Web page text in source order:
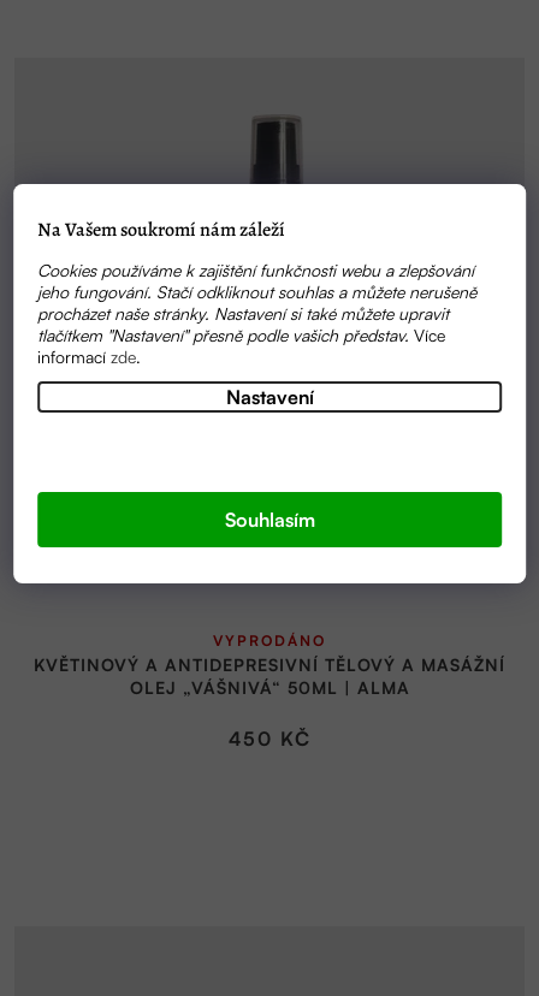
Na Vašem soukromí nám záleží
Cookies používáme k zajištění funkčnosti webu a zlepšování
jeho fungování. Stačí odkliknout souhlas a můžete nerušeně
procházet naše stránky. Nastavení si také můžete upravit
tlačítkem "Nastavení" přesně podle vašich představ.Více
informacízde.
Nastavení
Souhlasím
KVĚTINOVÝ A ANTIDEPRESIVNÍ TĚLOVÝ A MASÁŽNÍ
OLEJ „VÁŠNIVÁ“ 50ML | ALMA
VYPRODÁNO
450 KČ